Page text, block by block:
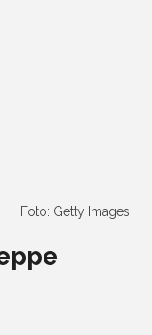
Foto: Getty Images